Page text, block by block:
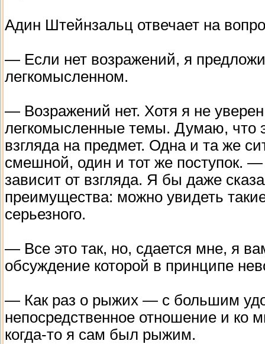
Адин Штейнзальц отвечает на
— Если нет возражений, я
легкомысленном.
— Возражений нет. Хотя я не
легкомысленные темы. Думаю, что
взгляда на предмет. Одна и та же
смешной, один и тот же поступок.
зависит от взгляда. Я бы даже
преимущества: можно увидеть
серьезного.
— Все это так, но, сдается мне, я
обсуждение которой в принципе
— Как раз о рыжих — с большим
непосредственное отношение и ко
когда-то я сам был рыжим.